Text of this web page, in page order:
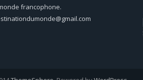
francophone.